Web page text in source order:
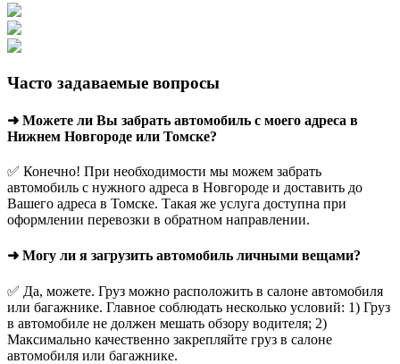
Часто задаваемые вопросы
➜ Можете ли Вы забрать автомобиль с моего адреса в
Нижнем Новгороде или Томске?
✅ Конечно! При необходимости мы можем забрать
автомобиль с нужного адреса в Новгороде и доставить до
Вашего адреса в Томске. Такая же услуга доступна при
оформлении перевозки в обратном направлении.
➜ Могу ли я загрузить автомобиль личными вещами?
✅ Да, можете. Груз можно расположить в салоне автомобиля
или багажнике. Главное соблюдать несколько условий: 1) Груз
в автомобиле не должен мешать обзору водителя; 2)
Максимально качественно закрепляйте груз в салоне
автомобиля или багажнике.